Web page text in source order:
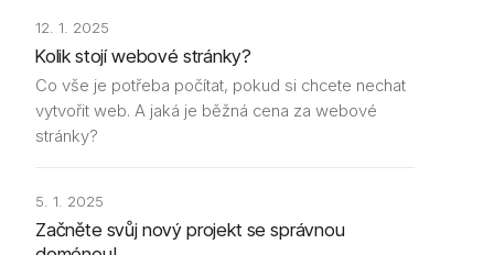
12. 1. 2025
Kolik stojí webové stránky?
Co vše je potřeba počítat, pokud si chcete nechat
vytvořit web. A jaká je běžná cena za webové
stránky?
5. 1. 2025
Začněte svůj nový projekt se správnou